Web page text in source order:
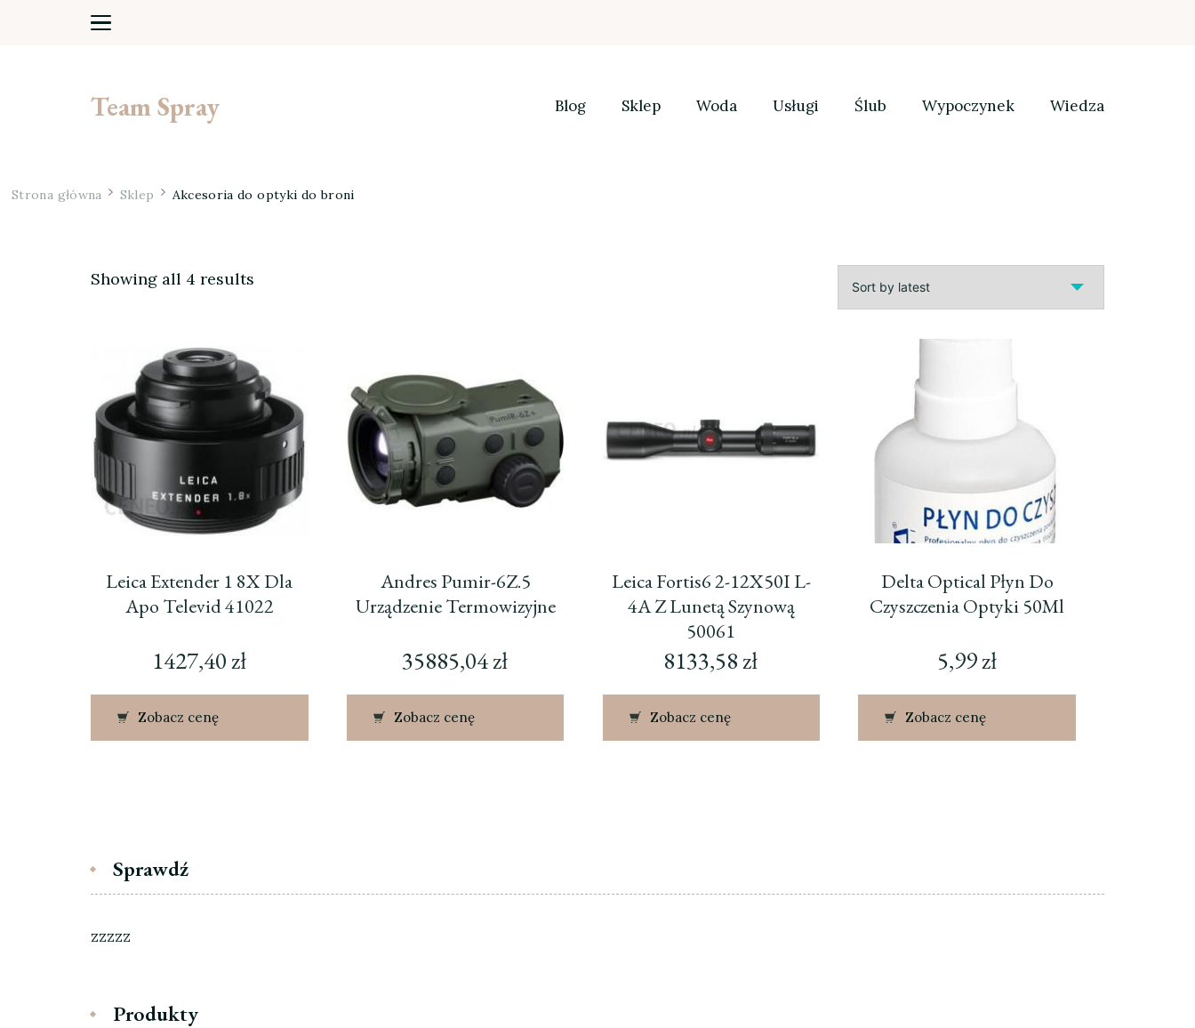
Team Spray Blog Sklep Woda Usługi Ślub Wypoczynek Wiedza
Strona główna Sklep Akcesoria do optyki do broni
Showing all 4 results
Leica Extender 1 8X Dla
Apo Televid 41022
1427,40zł
Zobacz cenę
Andres Pumir-6Z.5
Urządzenie Termowizyjne
35885,04zł
Zobacz cenę
Leica Fortis6 2-12X50I L-
4A Z Lunetą Szynową
50061
8133,58zł
Zobacz cenę
Delta Optical Płyn Do
Czyszczenia Optyki 50Ml
5,99zł
Zobacz cenę
Sprawdź
zzzzz
Produkty